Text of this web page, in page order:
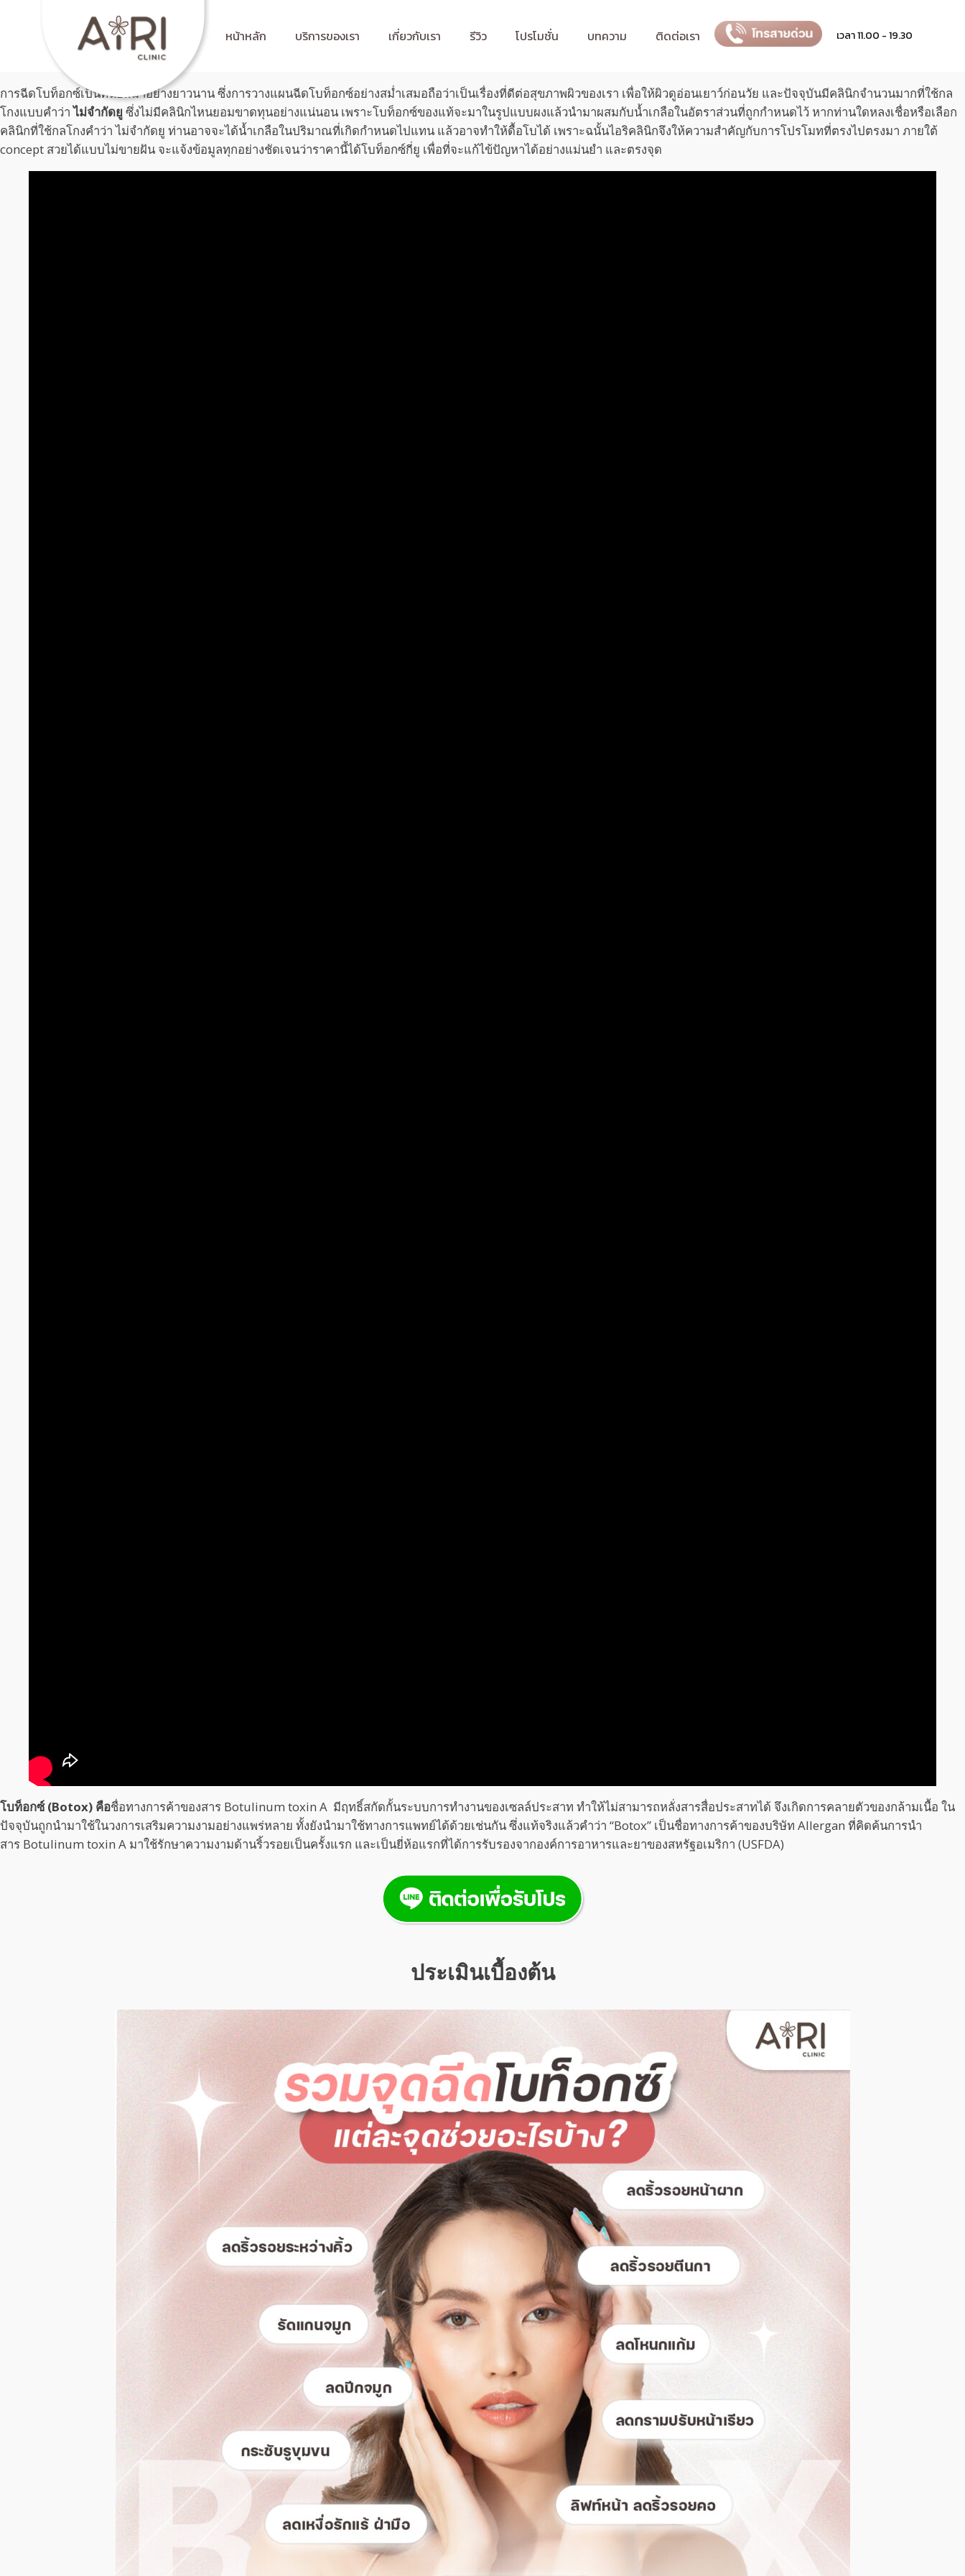
หน้าหลัก บริการของเรา เกี่ยวกับเรา รีวิว โปรโมชั่น บทความ ติดต่อเรา เวลา 11.00 - 19.30
การฉีดโบท็อกซ์เป็นที่นิยมมาอย่างยาวนาน ซึ่งการวางแผนฉีดโบท็อกซ์อย่างสม่ำเสมอถือว่าเป็นเรื่องที่ดีต่อสุขภาพผิวของเรา เพื่อให้ผิวดูอ่อนเยาว์ก่อนวัย และปัจจุบันมีคลินิกจำนวนมากที่ใช้กล
โกงแบบคำว่าไม่จำกัดยู ซึ่งไม่มีคลินิกไหนยอมขาดทุนอย่างแน่นอน เพราะโบท็อกซ์ของแท้จะมาในรูปแบบผงแล้วนำมาผสมกับน้ำเกลือในอัตราส่วนที่ถูกกำหนดไว้ หากท่านใดหลงเชื่อหรือเลือก
คลินิกที่ใช้กลโกงคำว่า ไม่จำกัดยู ท่านอาจจะได้น้ำเกลือในปริมาณที่เกิดกำหนดไปแทน แล้วอาจทำให้ดื้อโบได้ เพราะฉนั้นไอริคลินิกจึงให้ความสำคัญกับการโปรโมทที่ตรงไปตรงมา ภายใต้
concept สวยได้แบบไม่ขายฝัน จะแจ้งข้อมูลทุกอย่างชัดเจนว่าราคานี้ได้โบท็อกซ์กี่ยู เพื่อที่จะแก้ไข้ปัญหาได้อย่างแม่นยำ และตรงจุด
โบท็อกซ์ (Botox) คือชื่อทางการค้าของสาร Botulinum toxin A มีฤทธิ์สกัดกั้นระบบการทำงานของเซลล์ประสาท ทำให้ไม่สามารถหลั่งสารสื่อประสาทได้ จึงเกิดการคลายตัวของกล้ามเนื้อ ใน
ปัจจุบันถูกนำมาใช้ในวงการเสริมความงามอย่างแพร่หลาย ทั้งยังนำมาใช้ทางการแพทย์ได้ด้วยเช่นกัน ซึ่งแท้จริงแล้วคำว่า “Botox” เป็นชื่อทางการค้าของบริษัท Allergan ที่คิดค้นการนำ
สาร Botulinum toxin A มาใช้รักษาความงามด้านริ้วรอยเป็นครั้งแรก และเป็นยี่ห้อแรกที่ได้การรับรองจากองค์การอาหารและยาของสหรัฐอเมริกา (USFDA)
ประเมินเบื้องต้น